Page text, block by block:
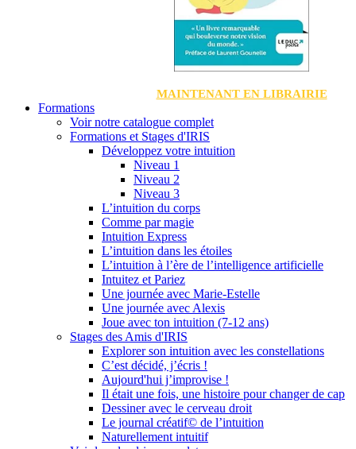
MAINTENANT EN LIBRAIRIE
Formations
Voir notre catalogue complet
Formations et Stages d'IRIS
Développez votre intuition
Niveau 1
Niveau 2
Niveau 3
L’intuition du corps
Comme par magie
Intuition Express
L’intuition dans les étoiles
L’intuition à l’ère de l’intelligence artificielle
Intuitez et Pariez
Une journée avec Marie-Estelle
Une journée avec Alexis
Joue avec ton intuition (7-12 ans)
Stages des Amis d'IRIS
Explorer son intuition avec les constellations
C’est décidé, j’écris !
Aujourd'hui j’improvise !
Il était une fois, une histoire pour changer de cap
Dessiner avec le cerveau droit
Le journal créatif© de l’intuition
Naturellement intuitif